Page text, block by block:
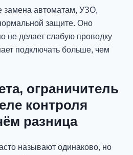
замена автоматам, УЗО,
защите. Оно
не делает слабую проводку
подключать больше, чем
ограничитель
контроля
разница
называют одинаково, но